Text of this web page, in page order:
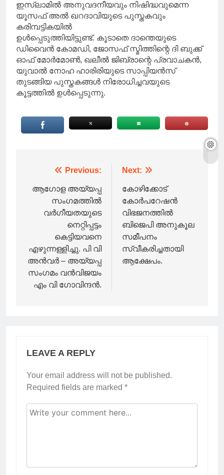
ഇസ്‌ലാമില്‍ അനുവദനീയവും നിഷിദ്ധവുമെന്ന
യൂസഫ് അല്‍ ഖറദാവിയുടെ പുസ്തകവും
കരിമ്പട്ടികയിൽ
ഉള്‍പ്പെടുത്തിയിട്ടുണ്ട്. കൂടാതെ ദാന്തെയുടെ
ഡിവൈന്‍ കോമഡി, ജോസഫ് സ്മിത്തിന്റെ ദി ബുക്ക്
ഓഫ് മോര്‍മോണ്‍, ഖലീല്‍ ജിബ്രാന്റെ പ്രവാചകന്‍,
യുവാല്‍ നോഹ ഹാരിരിയുടെ സാപ്പിയന്‍സ്
തുടങ്ങിയ പുസ്തകങ്ങള്‍ നിരോധിച്ചവയുടെ
കൂട്ടത്തില്‍ ഉള്‍പ്പെടുന്നു.
navigation
Previous:
ആഗോള അയ്യപ്പ
സംഗമത്തിൽ
വർഗീയതയുടെ
നെറ്റിപ്പട്ടം
കെട്ടിയവനെ
എഴുന്നള്ളിച്ചു. പി വി
അൻവർ – അയ്യപ്പ
സംഗമം വൻവിജയം
എം വി ഗോവിന്ദൻ.
Next:
കോഴിക്കോട്
കോർപറേഷന്‍
വിഭജനത്തില്‍
ബിജെപി അനുകൂല
സമീപനം
സ്വീകരിച്ചതായി
ആക്ഷേപം.
LEAVE A REPLY
Your email address will not be published.
Required fields are marked *